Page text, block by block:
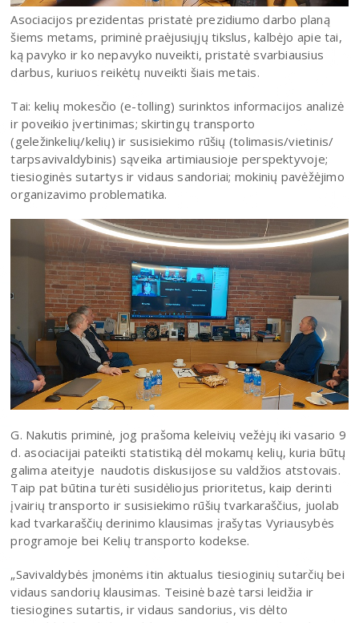
Asociacijos prezidentas pristatė prezidiumo darbo planą
šiems metams, priminė praėjusiųjų tikslus, kalbėjo apie tai,
ką pavyko ir ko nepavyko nuveikti, pristatė svarbiausius
darbus, kuriuos reikėtų nuveikti šiais metais.
Tai: kelių mokesčio (e-tolling) surinktos informacijos analizė
ir poveikio įvertinimas; skirtingų transporto
(geležinkelių/kelių) ir susisiekimo rūšių (tolimasis/vietinis/
tarpsavivaldybinis) sąveika artimiausioje perspektyvoje;
tiesioginės sutartys ir vidaus sandoriai; mokinių pavėžėjimo
organizavimo problematika.
G. Nakutis priminė, jog prašoma keleivių vežėjų iki vasario 9
d. asociacijai pateikti statistiką dėl mokamų kelių, kuria būtų
galima ateityje naudotis diskusijose su valdžios atstovais.
Taip pat būtina turėti susidėliojus prioritetus, kaip derinti
įvairių transporto ir susisiekimo rūšių tvarkaraščius, juolab
kad tvarkaraščių derinimo klausimas įrašytas Vyriausybės
programoje bei Kelių transporto kodekse.
„Savivaldybės įmonėms itin aktualus tiesioginių sutarčių bei
vidaus sandorių klausimas. Teisinė bazė tarsi leidžia ir
tiesiogines sutartis, ir vidaus sandorius, vis dėlto